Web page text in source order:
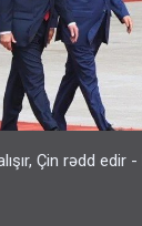
Çin rədd edir